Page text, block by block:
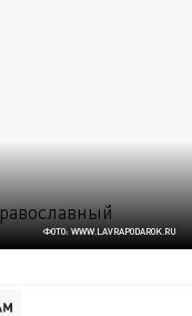
ФОТО: WWW.LAVRAPODAROK.RU